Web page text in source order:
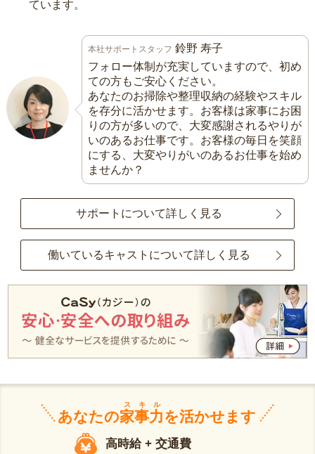
ています。
本社サポートスタッフ 鈴野 寿子
フォロー体制が充実していますので、初め
ての方もご安心ください。
あなたのお掃除や整理収納の経験やスキル
を存分に活かせます。お客様は家事にお困
りの方が多いので、大変感謝されるやりが
いのあるお仕事です。お客様の毎日を笑顔
にする、大変やりがいのあるお仕事を始め
ませんか？
サポートについて詳しく見る
働いているキャストについて詳しく見る
あなたの家事力
スキル
を活かせます
高時給 + 交通費